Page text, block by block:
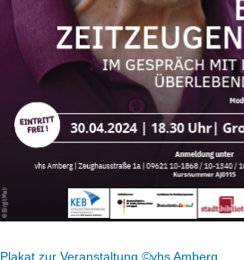
Plakat zur Veranstaltung ©vhs Amberg